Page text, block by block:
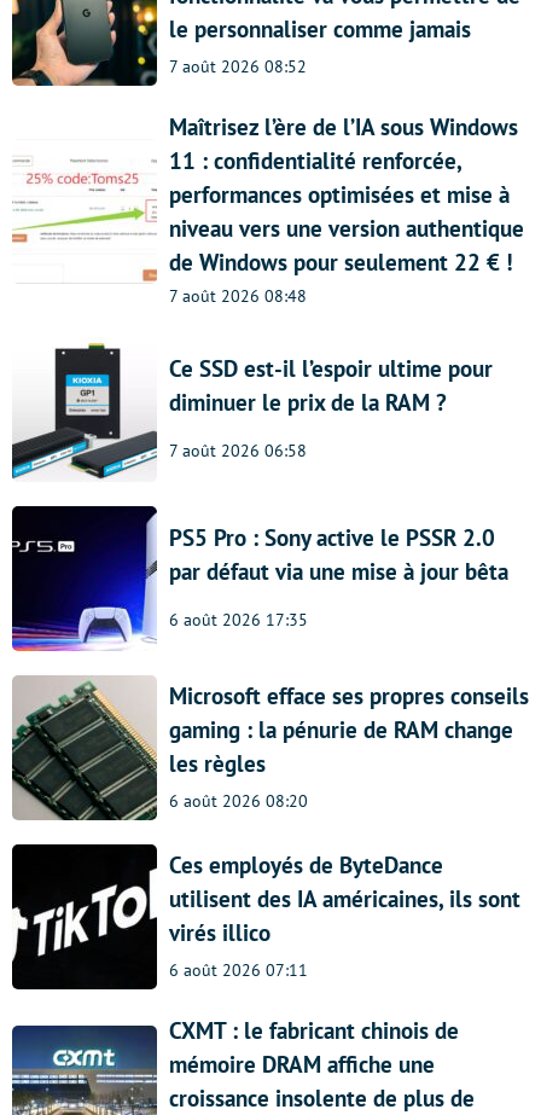
le personnaliser comme jamais
7 août 2026 08:52
Maîtrisez l’ère de l’IA sous Windows
11 : confidentialité renforcée,
performances optimisées et mise à
niveau vers une version authentique
de Windows pour seulement 22 € !
7 août 2026 08:48
Ce SSD est-il l’espoir ultime pour
diminuer le prix de la RAM ?
7 août 2026 06:58
PS5 Pro : Sony active le PSSR 2.0
par défaut via une mise à jour bêta
6 août 2026 17:35
Microsoft efface ses propres conseils
gaming : la pénurie de RAM change
les règles
6 août 2026 08:20
Ces employés de ByteDance
utilisent des IA américaines, ils sont
virés illico
6 août 2026 07:11
CXMT : le fabricant chinois de
mémoire DRAM affiche une
croissance insolente de plus de